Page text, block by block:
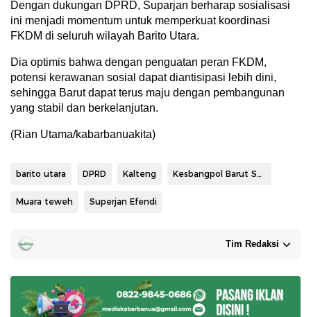
Dengan dukungan DPRD, Suparjan berharap sosialisasi
ini menjadi momentum untuk memperkuat koordinasi
FKDM di seluruh wilayah Barito Utara.
Dia optimis bahwa dengan penguatan peran FKDM,
potensi kerawanan sosial dapat diantisipasi lebih dini,
sehingga Barut dapat terus maju dengan pembangunan
yang stabil dan berkelanjutan.
(Rian Utama/kabarbanuakita)
barito utara DPRD Kalteng Kesbangpol Barut Sosialisasi FKDM
Muara teweh Superjan Efendi
Tim Redaksi